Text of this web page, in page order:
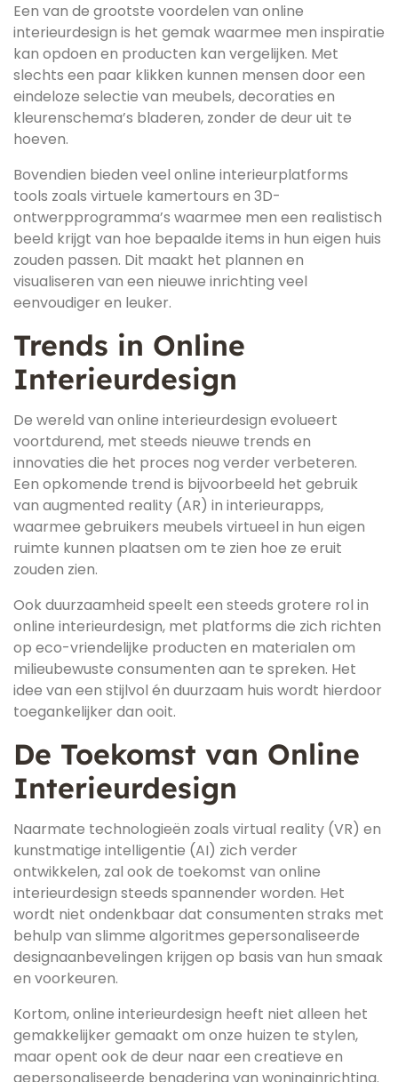
Een van de grootste voordelen van online
interieurdesign is het gemak waarmee men inspiratie
kan opdoen en producten kan vergelijken. Met
slechts een paar klikken kunnen mensen door een
eindeloze selectie van meubels, decoraties en
kleurenschema’s bladeren, zonder de deur uit te
hoeven.
Bovendien bieden veel online interieurplatforms
tools zoals virtuele kamertours en 3D-
ontwerpprogramma’s waarmee men een realistisch
beeld krijgt van hoe bepaalde items in hun eigen huis
zouden passen. Dit maakt het plannen en
visualiseren van een nieuwe inrichting veel
eenvoudiger en leuker.
Trends in Online
Interieurdesign
De wereld van online interieurdesign evolueert
voortdurend, met steeds nieuwe trends en
innovaties die het proces nog verder verbeteren.
Een opkomende trend is bijvoorbeeld het gebruik
van augmented reality (AR) in interieurapps,
waarmee gebruikers meubels virtueel in hun eigen
ruimte kunnen plaatsen om te zien hoe ze eruit
zouden zien.
Ook duurzaamheid speelt een steeds grotere rol in
online interieurdesign, met platforms die zich richten
op eco-vriendelijke producten en materialen om
milieubewuste consumenten aan te spreken. Het
idee van een stijlvol én duurzaam huis wordt hierdoor
toegankelijker dan ooit.
De Toekomst van Online
Interieurdesign
Naarmate technologieën zoals virtual reality (VR) en
kunstmatige intelligentie (AI) zich verder
ontwikkelen, zal ook de toekomst van online
interieurdesign steeds spannender worden. Het
wordt niet ondenkbaar dat consumenten straks met
behulp van slimme algoritmes gepersonaliseerde
designaanbevelingen krijgen op basis van hun smaak
en voorkeuren.
Kortom, online interieurdesign heeft niet alleen het
gemakkelijker gemaakt om onze huizen te stylen,
maar opent ook de deur naar een creatieve en